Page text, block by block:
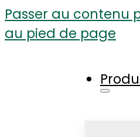
Passer au contenu
au pied de page